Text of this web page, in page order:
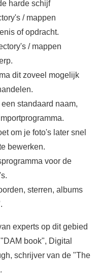
harde schijf
/ mappen
of opdracht.
/ mappen
dit zoveel mogelijk
standaard naam,
om je foto's later snel
bewerken.
voor de
sterren, albums
experts op dit gebied
book", Digital
schrijver van de "The